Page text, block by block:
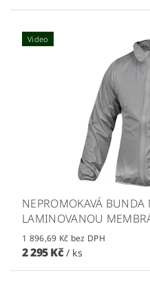
Video
NEPROMOKAVÁ BUNDA
LAMINOVANOU
1 896,69 Kč bez DPH
2 295 Kč / ks